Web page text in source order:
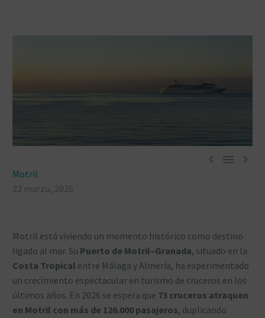
  
Motril
22 marzo, 2026
Motril está viviendo un momento histórico como destino
ligado al mar. Su Puerto de Motril–Granada, situado en la
Costa Tropical entre Málaga y Almería, ha experimentado
un crecimiento espectacular en turismo de cruceros en los
últimos años. En 2026 se espera que 73 cruceros atraquen
en Motril con más de 126.000 pasajeros, duplicando